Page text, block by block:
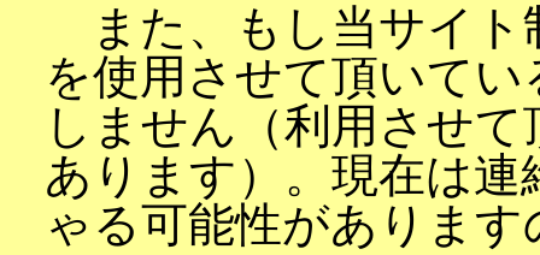
また、もし当サイト
を使用させて頂いて
しません（利用させ
あります）。現在は
ゃる可能性がありま